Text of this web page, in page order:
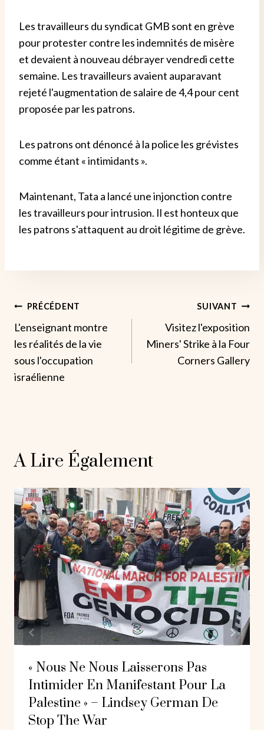
Les travailleurs du syndicat GMB sont en grève
pour protester contre les indemnités de misère
et devaient à nouveau débrayer vendredi cette
semaine. Les travailleurs avaient auparavant
rejeté l'augmentation de salaire de 4,4 pour cent
proposée par les patrons.
Les patrons ont dénoncé à la police les grévistes
comme étant « intimidants ».
Maintenant, Tata a lancé une injonction contre
les travailleurs pour intrusion. Il est honteux que
les patrons s'attaquent au droit légitime de grève.
Navigation
De
L’article
PRÉCÉDENT
L'enseignant montre
les réalités de la vie
sous l'occupation
israélienne
SUIVANT
Visitez l'exposition
Miners' Strike à la Four
Corners Gallery
A Lire Également
« Nous Ne Nous Laisserons Pas
Intimider En Manifestant Pour La
Palestine » – Lindsey German De
Stop The War